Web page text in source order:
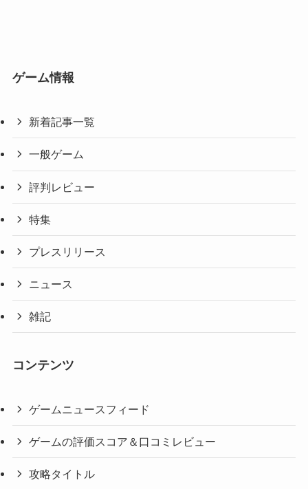
ゲーム情報
新着記事一覧
一般ゲーム
評判レビュー
特集
プレスリリース
ニュース
雑記
コンテンツ
ゲームニュースフィード
ゲームの評価スコア＆口コミレビュー
攻略タイトル